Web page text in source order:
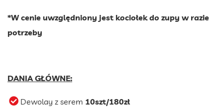
*W cenie uwzględniony jest kociołek do zupy w razie
potrzeby
DANIA GŁÓWNE:
Dewolay z serem 10szt/180zł